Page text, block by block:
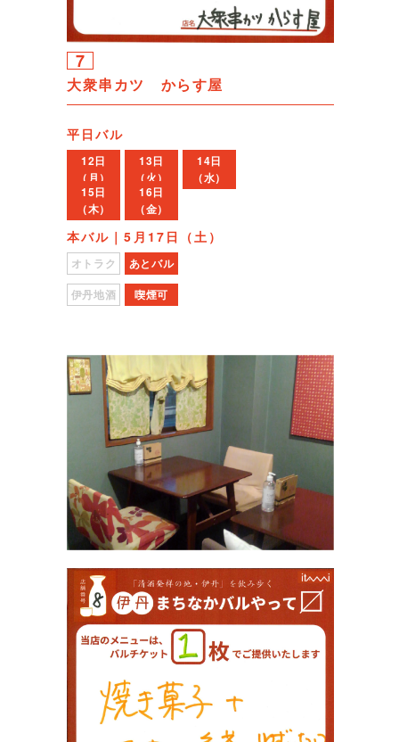
7
大衆串カツ からす屋
平日バル
12日
（月）
13日
（火）
14日
（水）
15日
（木）
16日
（金）
本バル｜5月17日（土）
オトラク
あとバル
伊丹地酒
喫煙可